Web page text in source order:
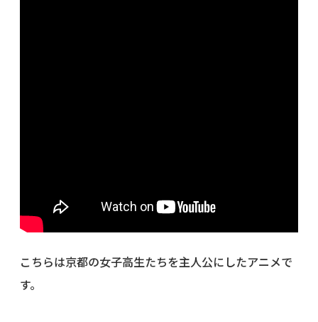
こちらは京都の女子高生たちを主人公にしたアニメで
す。